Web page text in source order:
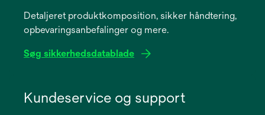
newDetaljeret produktkomposition, sikker håndtering,
opbevaringsanbefalinger og mere.
Søg sikkerhedsdatablade
Kundeservice og support